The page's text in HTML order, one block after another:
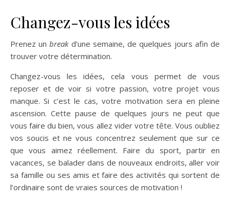
Changez-vous les idées
Prenez unbreakd’une semaine, de quelques jours afin de
trouver votre détermination.
Changez-vous les idées, cela vous permet de vous
reposer et de voir si votre passion, votre projet vous
manque. Si c’est le cas, votre motivation sera en pleine
ascension. Cette pause de quelques jours ne peut que
vous faire du bien, vous allez vider votre tête. Vous oubliez
vos soucis et ne vous concentrez seulement que sur ce
que vous aimez réellement. Faire du sport, partir en
vacances, se balader dans de nouveaux endroits, aller voir
sa famille ou ses amis et faire des activités qui sortent de
l’ordinaire sont de vraies sources de motivation !